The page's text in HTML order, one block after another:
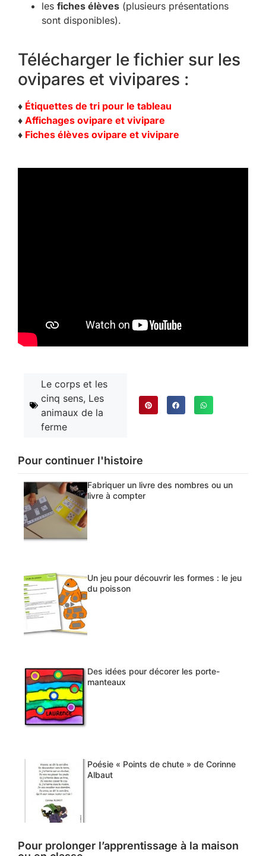
les fiches élèves (plusieurs présentations
sont disponibles).
Télécharger le fichier sur les
ovipares et vivipares :
♦ Étiquettes de tri pour le tableau
♦ Affichages ovipare et vivipare
♦ Fiches élèves ovipare et vivipare
Le corps et les
cinq sens, Les
animaux de la
ferme
Pour continuer l'histoire
Fabriquer un livre des nombres ou un
livre à compter
Un jeu pour découvrir les formes : le jeu
du poisson
Des idées pour décorer les porte-
manteaux
Poésie « Points de chute » de Corinne
Albaut
Pour prolonger l’apprentissage à la maison